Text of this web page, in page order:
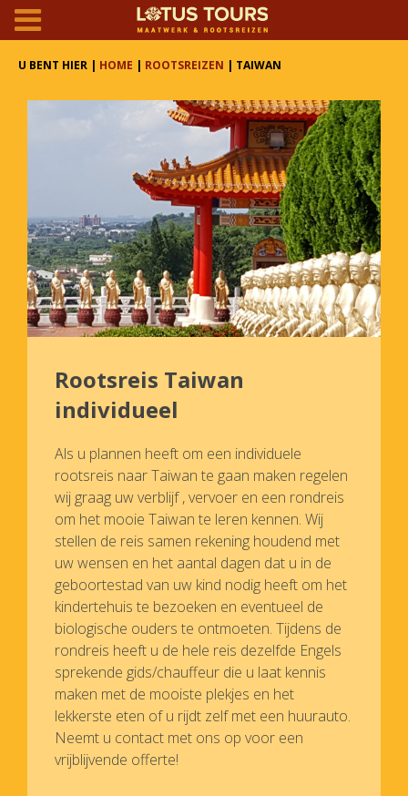
U BENT HIER | HOME | ROOTSREIZEN | TAIWAN
Rootsreis Taiwan
individueel
Als u plannen heeft om een individuele
rootsreis naar Taiwan te gaan maken regelen
wij graag uw verblijf , vervoer en een rondreis
om het mooie Taiwan te leren kennen. Wij
stellen de reis samen rekening houdend met
uw wensen en het aantal dagen dat u in de
geboortestad van uw kind nodig heeft om het
kindertehuis te bezoeken en eventueel de
biologische ouders te ontmoeten. Tijdens de
rondreis heeft u de hele reis dezelfde Engels
sprekende gids/chauffeur die u laat kennis
maken met de mooiste plekjes en het
lekkerste eten of u rijdt zelf met een huurauto.
Neemt u contact met ons op voor een
vrijblijvende offerte!